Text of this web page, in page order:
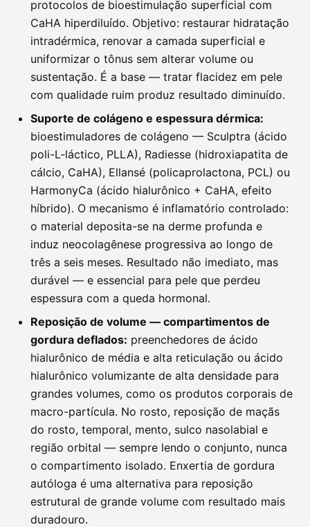
protocolos de bioestimulação superficial com
CaHA hiperdiluído. Objetivo: restaurar hidratação
intradérmica, renovar a camada superficial e
uniformizar o tônus sem alterar volume ou
sustentação. É a base — tratar flacidez em pele
com qualidade ruim produz resultado diminuído.
Suporte de colágeno e espessura dérmica:
bioestimuladores de colágeno — Sculptra (ácido
poli-L-láctico, PLLA), Radiesse (hidroxiapatita de
cálcio, CaHA), Ellansé (policaprolactona, PCL) ou
HarmonyCa (ácido hialurônico + CaHA, efeito
híbrido). O mecanismo é inflamatório controlado:
o material deposita-se na derme profunda e
induz neocolagênese progressiva ao longo de
três a seis meses. Resultado não imediato, mas
durável — e essencial para pele que perdeu
espessura com a queda hormonal.
Reposição de volume — compartimentos de
gordura deflados: preenchedores de ácido
hialurônico de média e alta reticulação ou ácido
hialurônico volumizante de alta densidade para
grandes volumes, como os produtos corporais de
macro-partícula. No rosto, reposição de maçãs
do rosto, temporal, mento, sulco nasolabial e
região orbital — sempre lendo o conjunto, nunca
o compartimento isolado. Enxertia de gordura
autóloga é uma alternativa para reposição
estrutural de grande volume com resultado mais
duradouro.